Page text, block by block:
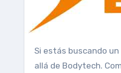
Si estás buscando un lugar para ejercitarte y llevar un estilo de vida saludable en Colombia, no busques más
allá de Bodytech.